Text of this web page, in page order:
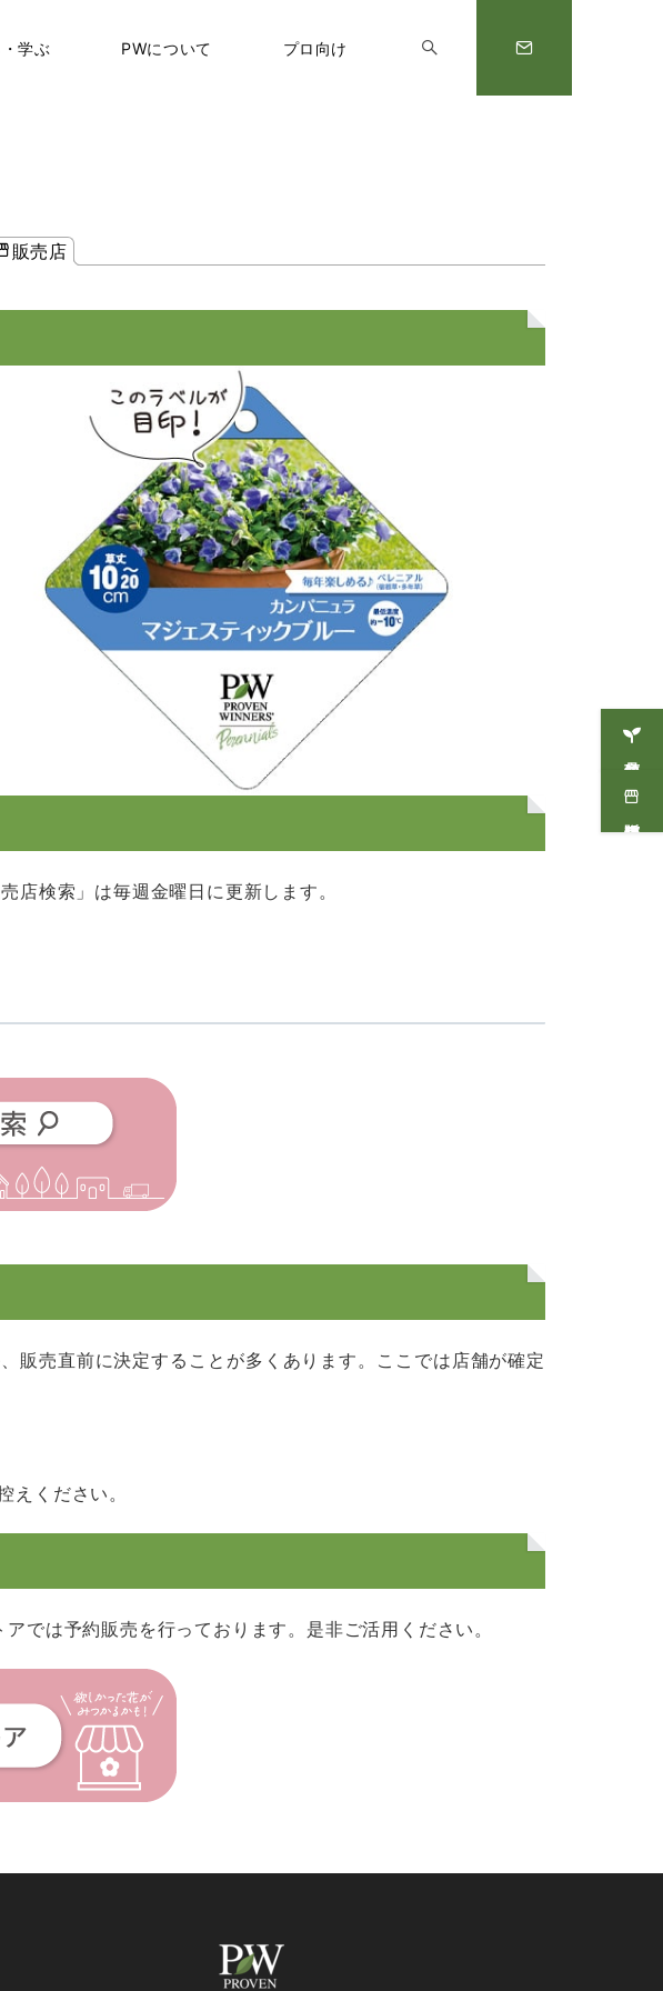
学ぶ PWについて プロ向け
販売店
店検索」は毎週金曜日に更新します。
販売直前に決定することが多くあります。ここでは店舗が確定
えください。
では予約販売を行っております。是非ご活用ください。